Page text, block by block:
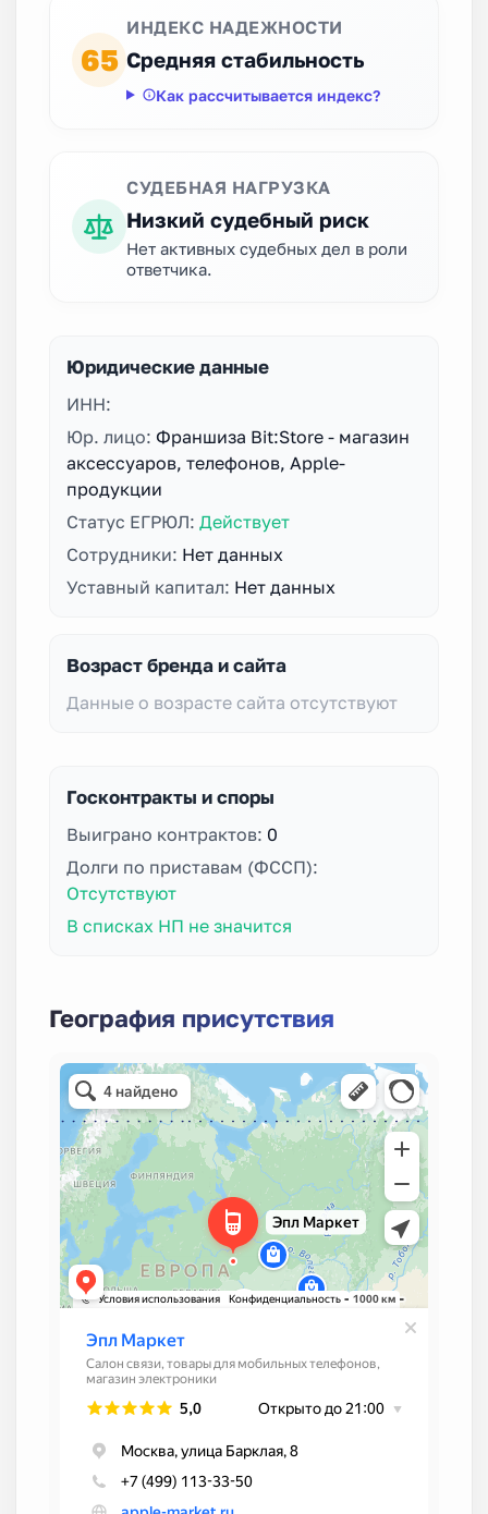
65
ИНДЕКС НАДЕЖНОСТИ
Средняя стабильность
Как рассчитывается индекс?
СУДЕБНАЯ НАГРУЗКА
Низкий судебный риск
Нет активных судебных дел в роли
ответчика.
Юридические данные
ИНН:
Юр. лицо: Франшиза Bit:Store - магазин
аксессуаров, телефонов, Apple-
продукции
Статус ЕГРЮЛ: Действует
Сотрудники: Нет данных
Уставный капитал: Нет данных
Возраст бренда и сайта
Данные о возрасте сайта отсутствуют
Госконтракты и споры
Выиграно контрактов: 0
Долги по приставам (ФССП):
Отсутствуют
В списках НП не значится
География присутствия